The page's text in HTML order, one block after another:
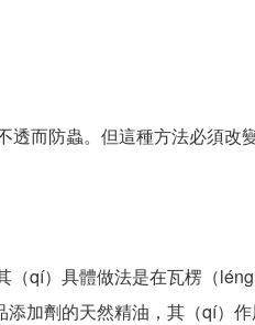
而防蟲。但這種方法必須改
qí）具體做法是在瓦楞（
加劑的天然精油，其（qí）